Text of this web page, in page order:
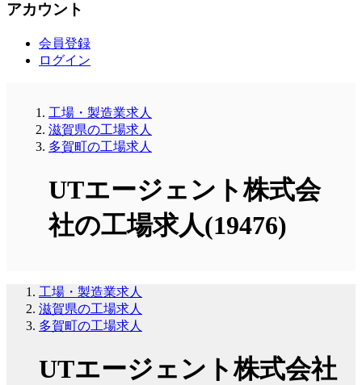
アカウント
会員登録
ログイン
工場・製造業求人
滋賀県の工場求人
多賀町の工場求人
UTエージェント株式会
社の工場求人(19476)
工場・製造業求人
滋賀県の工場求人
多賀町の工場求人
UTエージェント株式会社